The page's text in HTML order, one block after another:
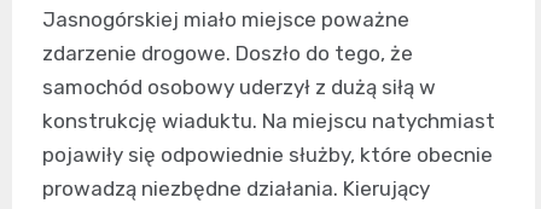
Jasnogórskiej miało miejsce poważne
zdarzenie drogowe. Doszło do tego, że
samochód osobowy uderzył z dużą siłą w
konstrukcję wiaduktu. Na miejscu natychmiast
pojawiły się odpowiednie służby, które obecnie
prowadzą niezbędne działania. Kierujący